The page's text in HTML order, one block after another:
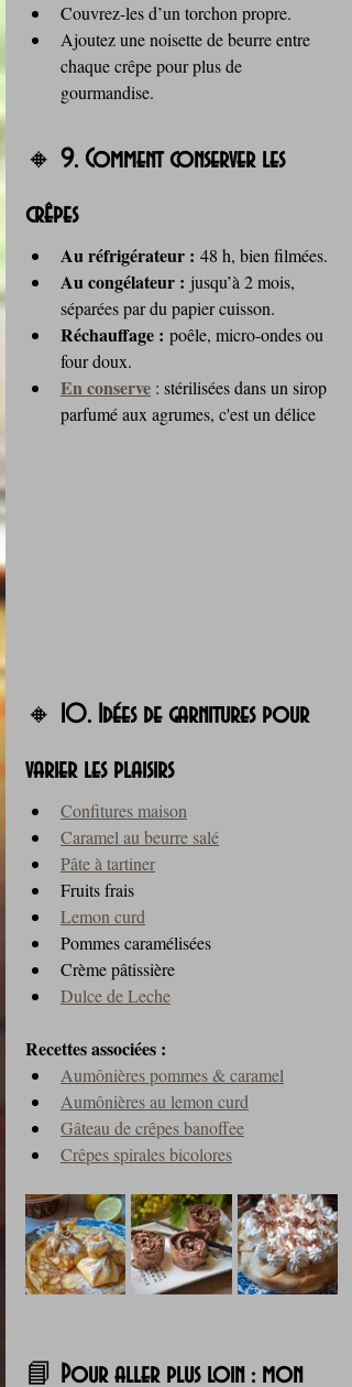
Couvrez-les d’un torchon propre.
Ajoutez une noisette de beurre entre
chaque crêpe pour plus de
gourmandise.
🔸 9. Comment conserver les
crêpes
Au réfrigérateur : 48 h, bien filmées.
Au congélateur : jusqu’à 2 mois,
séparées par du papier cuisson.
Réchauffage : poêle, micro-ondes ou
four doux.
En conserve : stérilisées dans un sirop
parfumé aux agrumes, c'est un délice
🔸 10. Idées de garnitures pour
varier les plaisirs
Confitures maison
Caramel au beurre salé
Pâte à tartiner
Fruits frais
Lemon curd
Pommes caramélisées
Crème pâtissière
Dulce de Leche
Recettes associées :
Aumônières pommes & caramel
Aumônières au lemon curd
Gâteau de crêpes banoffee
Crêpes spirales bicolores
📘 Pour aller plus loin : mon